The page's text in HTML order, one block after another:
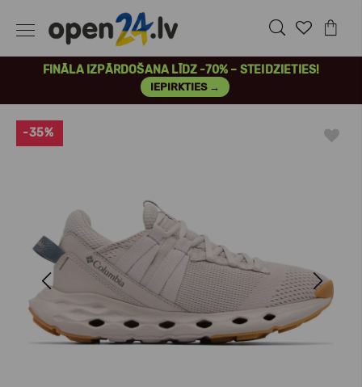
FINĀLA IZPĀRDOŠANA LĪDZ -70% – STEIDZIETIES!
IEPIRKTIES →
Next
-35%